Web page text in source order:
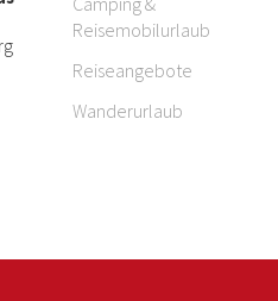
Reisemobilurlaub
Reiseangebote
Wanderurlaub